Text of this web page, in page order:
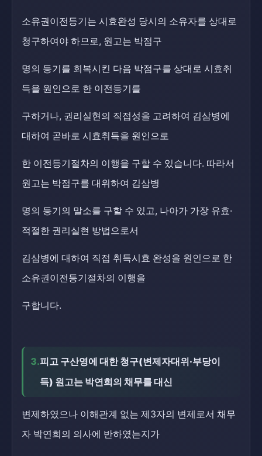
소유권이전등기는 시효완성 당시의 소유자를 상대로
청구하여야 하므로, 원고는 박점구
명의 등기를 회복시킨 다음 박점구를 상대로 시효취
득을 원인으로 한 이전등기를
구하거나, 권리실현의 직접성을 고려하여 김삼병에
대하여 곧바로 시효취득을 원인으로
한 이전등기절차의 이행을 구할 수 있습니다. 따라서
원고는 박점구를 대위하여 김삼병
명의 등기의 말소를 구할 수 있고, 나아가 가장 유효·
적절한 권리실현 방법으로서
김삼병에 대하여 직접 취득시효 완성을 원인으로 한
소유권이전등기절차의 이행을
구합니다.
3.피고 구산영에 대한 청구(변제자대위·부당이
득) 원고는 박연희의 채무를 대신
변제하였으나 이해관계 없는 제3자의 변제로서 채무
자 박연희의 의사에 반하였는지가